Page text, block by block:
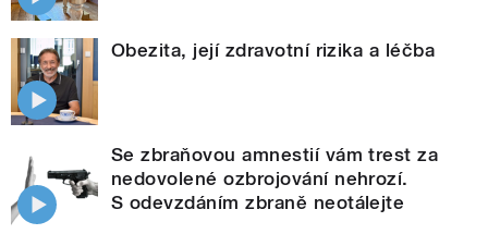
Obezita, její zdravotní rizika a léčba
Se zbraňovou amnestií vám trest za
nedovolené ozbrojování nehrozí.
S odevzdáním zbraně neotálejte